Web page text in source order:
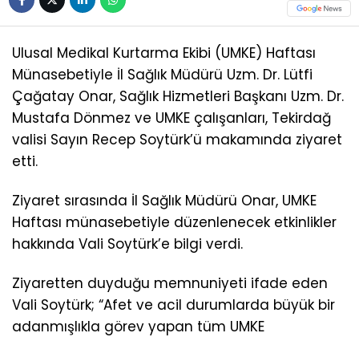
Ulusal Medikal Kurtarma Ekibi (UMKE) Haftası
Münasebetiyle İl Sağlık Müdürü Uzm. Dr. Lütfi
Çağatay Onar, Sağlık Hizmetleri Başkanı Uzm. Dr.
Mustafa Dönmez ve UMKE çalışanları, Tekirdağ
valisi Sayın Recep Soytürk’ü makamında ziyaret
etti.
Ziyaret sırasında İl Sağlık Müdürü Onar, UMKE
Haftası münasebetiyle düzenlenecek etkinlikler
hakkında Vali Soytürk’e bilgi verdi.
Ziyaretten duyduğu memnuniyeti ifade eden
Vali Soytürk; “Afet ve acil durumlarda büyük bir
adanmışlıkla görev yapan tüm UMKE